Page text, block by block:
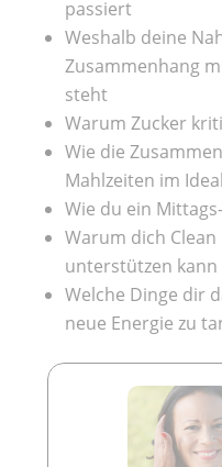
passiert
Weshalb deine
Zusammenhang
steht
Warum Zucker
Wie die
Mahlzeiten im
Wie du ein
Warum dich Clean
unterstützen kann
Welche Dinge dir
neue Energie zu